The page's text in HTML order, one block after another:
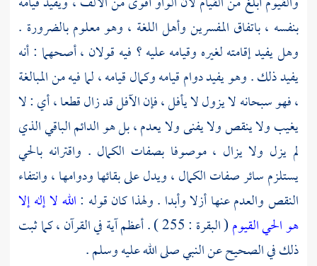
بنفسه ، باتفاق المفسرين وأهل اللغة ، وهو معلوم بالضرورة .
وهل يفيد إقامته لغيره وقيامه عليه ؟ فيه قولان ، أصحهما : أنه
يفيد ذلك . وهو يفيد دوام قيامه وكمال قيامه ، لما فيه من المبالغة
، فهو سبحانه لا يزول لا يأفل ، فإن الآفل قد زال قطعا ، أي : لا
يغيب ولا ينقص ولا يفنى ولا يعدم ، بل هو الدائم الباقي الذي
لم يزل ولا يزال ، موصوفا بصفات الكمال . واقترانه بالحي
يستلزم سائر صفات الكمال ، ويدل على بقائها ودوامها ، وانتفاء
النقص والعدم عنها أزلا وأبدا . ولهذا كان قوله :الله لا إله إلا
هو الحي القيوم
( البقرة : 255 ) . أعظم آية في القرآن ، كما ثبت
ذلك في الصحيح عن النبي صلى الله عليه وسلم .